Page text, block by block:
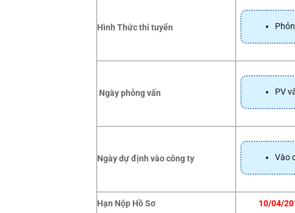
Hình Thức thi tuyển
Ngày phỏng vấn PV
Ngày dự định vào công ty Vào
Hạn Nộp Hồ Sơ 10/04/